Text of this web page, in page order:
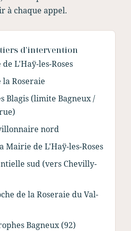
à chaque appel.
d'intervention
L'Haÿ-les-Roses
Roseraie
Blagis (limite Bagneux /
nord
Mairie de L'Haÿ-les-Roses
sud (vers Chevilly-
de la Roseraie du Val-
Bagneux (92)